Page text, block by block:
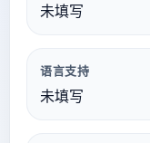
未填写
语言支持
未填写